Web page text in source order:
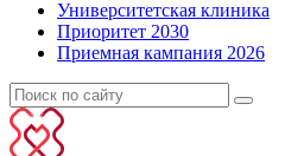
Университетская клиника
Приоритет 2030
Приемная кампания 2026